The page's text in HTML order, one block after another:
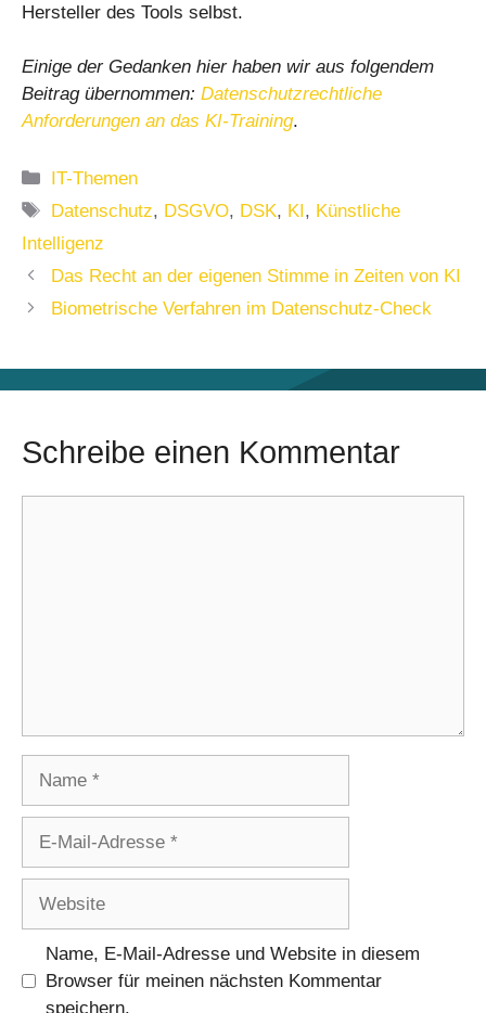
Hersteller des Tools selbst.
Einige der Gedanken hier haben wir aus folgendem
Beitrag übernommen: Datenschutzrechtliche
Anforderungen an das KI-Training.
Kategorien
IT-Themen
Schlagwörter
Datenschutz, DSGVO, DSK, KI, Künstliche
Intelligenz
Das Recht an der eigenen Stimme in Zeiten von KI
Biometrische Verfahren im Datenschutz-Check
Schreibe einen Kommentar
Adresse
Name, E-Mail-Adresse und Website in diesem
Browser für meinen nächsten Kommentar
speichern.